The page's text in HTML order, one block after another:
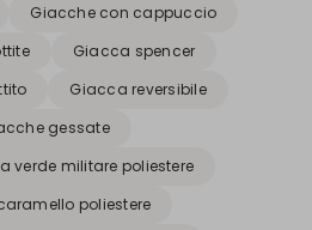
Giacche con cappuccio
Giacca spencer
Giacca reversibile
gessate
verde militare poliestere
poliestere